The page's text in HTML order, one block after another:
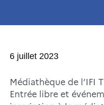
6 juillet 2023
Médiathèque de l’IFI
Entrée libre et